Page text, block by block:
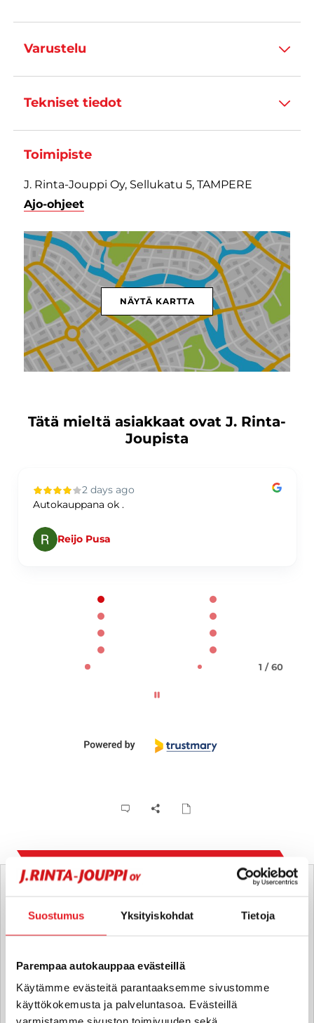
Suostumus Yksityiskohdat Tietoja
Parempaa autokauppaa evästeillä
Käytämme evästeitä parantaaksemme sivustomme
käyttökokemusta ja palveluntasoa. Evästeillä
Varustelu
Tekniset tiedot
Toimipiste
J. Rinta-Jouppi Oy, Sellukatu 5, TAMPERE
Ajo-ohjeet
NÄYTÄ KARTTA
Tätä mieltä asiakkaat ovat J. Rinta-
Joupista
2 days ago
Autokauppana ok .
Reijo Pusa
1 / 60
Tomi Äyräs
Moottoripyörämyyjä FI
tomi.ayras @rintajouppi.fi
040 711 3944